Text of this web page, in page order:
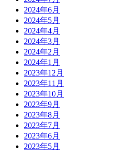
2024年6月
2024年5月
2024年4月
2024年3月
2024年2月
2024年1月
2023年12月
2023年11月
2023年10月
2023年9月
2023年8月
2023年7月
2023年6月
2023年5月